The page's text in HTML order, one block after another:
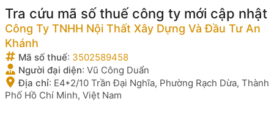
Tra cứu mã số thuế công ty mới cập nhật
Công Ty TNHH Nội Thất Xây Dựng Và Đầu Tư An
Khánh
Mã số thuế: 3502589458
Người đại diện: Vũ Công Duẩn
Địa chỉ: E4*2/10 Trần Đại Nghĩa, Phường Rạch Dừa, Thành
Phố Hồ Chí Minh, Việt Nam